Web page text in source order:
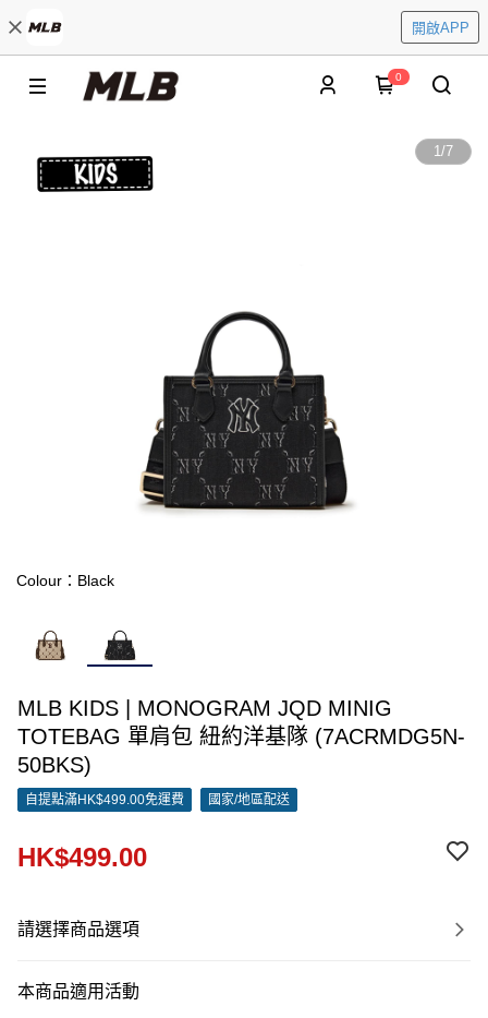
開啟APP
0
1/7
Colour：Black
MLB KIDS | MONOGRAM JQD MINIG
TOTEBAG 單肩包 紐約洋基隊 (7ACRMDG5N-
50BKS)
自提點滿HK$499.00免運費 國家/地區配送
HK$499.00
請選擇商品選項
本商品適用活動